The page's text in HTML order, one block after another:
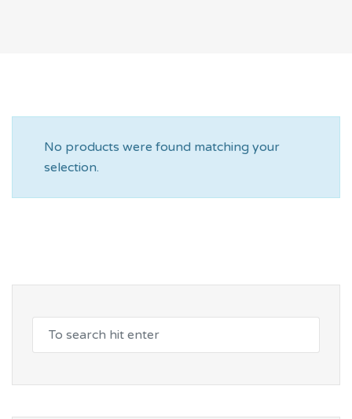
No products were found matching your
selection.